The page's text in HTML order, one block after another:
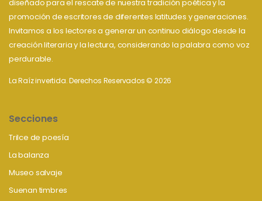
diseñado para el rescate de nuestra tradición poética y la
promoción de escritores de diferentes latitudes y generaciones.
Invitamos a los lectores a generar un continuo diálogo desde la
creación literaria y la lectura, considerando la palabra como voz
perdurable.
La Raíz invertida. Derechos Reservados © 2026
Secciones
Trilce de poesía
La balanza
Museo salvaje
Suenan timbres